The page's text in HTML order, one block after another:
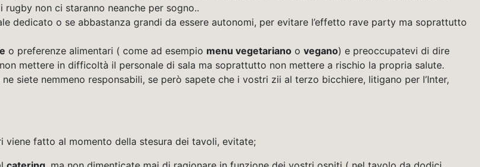
non ci staranno neanche per sogno..
dedicato o se abbastanza grandi da essere autonomi, per evitare l’effetto rave party ma soprattutto
o preferenze alimentari ( come ad esempio menu vegetariano o vegano) e preoccupatevi di dire
mettere in difficoltà il personale di sala ma soprattutto non mettere a rischio la propria salute.
siete nemmeno responsabili, se però sapete che i vostri zii al terzo bicchiere, litigano per l’Inter,
viene fatto al momento della stesura dei tavoli, evitate;